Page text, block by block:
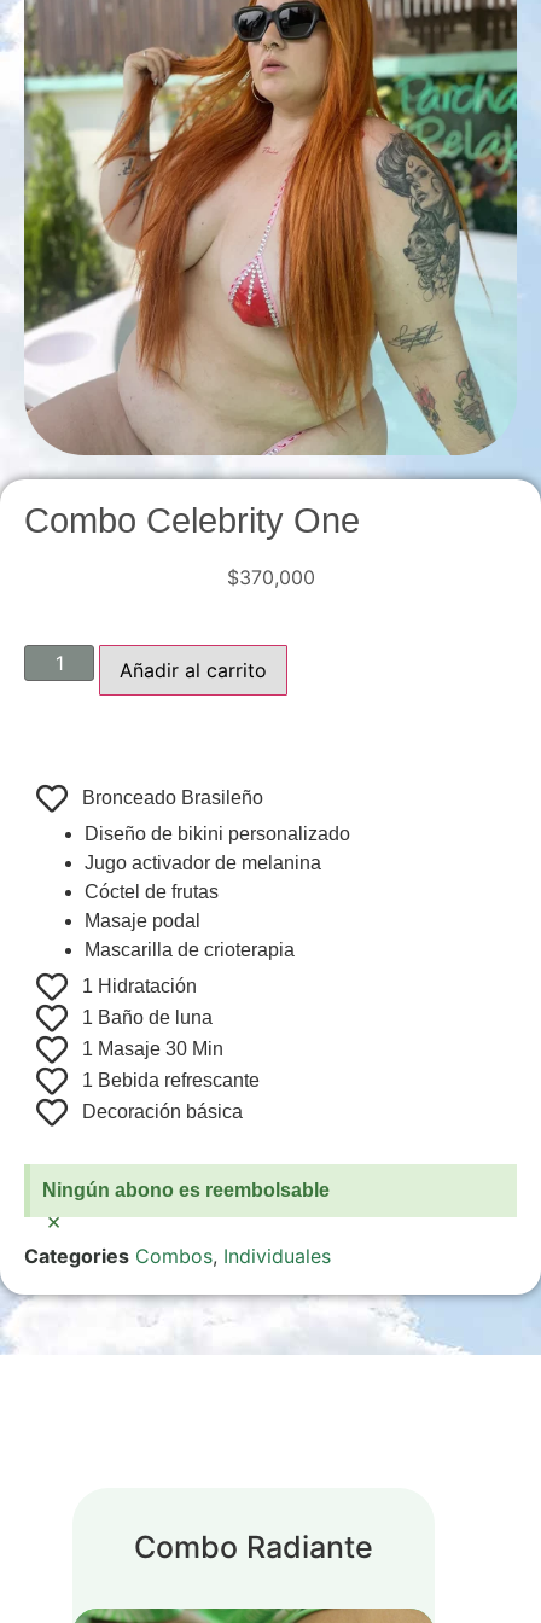
Combo Celebrity One
$370,000
Añadir al carrito
Bronceado Brasileño
Diseño de bikini personalizado
Jugo activador de melanina
Cóctel de frutas
Masaje podal
Mascarilla de crioterapia
1 Hidratación
1 Baño de luna
1 Masaje 30 Min
1 Bebida refrescante
Decoración básica
Ningún abono es reembolsable
×
Categories Combos, Individuales
Combo Radiante